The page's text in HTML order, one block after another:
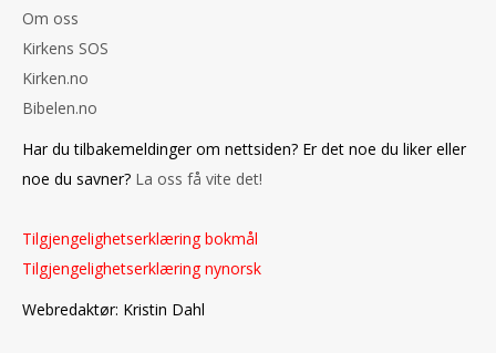
Om oss
Kirkens SOS
Kirken.no
Bibelen.no
Har du tilbakemeldinger om nettsiden? Er det noe du liker eller
noe du savner? La oss få vite det!
Tilgjengelighetserklæring bokmål
Tilgjengelighetserklæring nynorsk
Webredaktør: Kristin Dahl